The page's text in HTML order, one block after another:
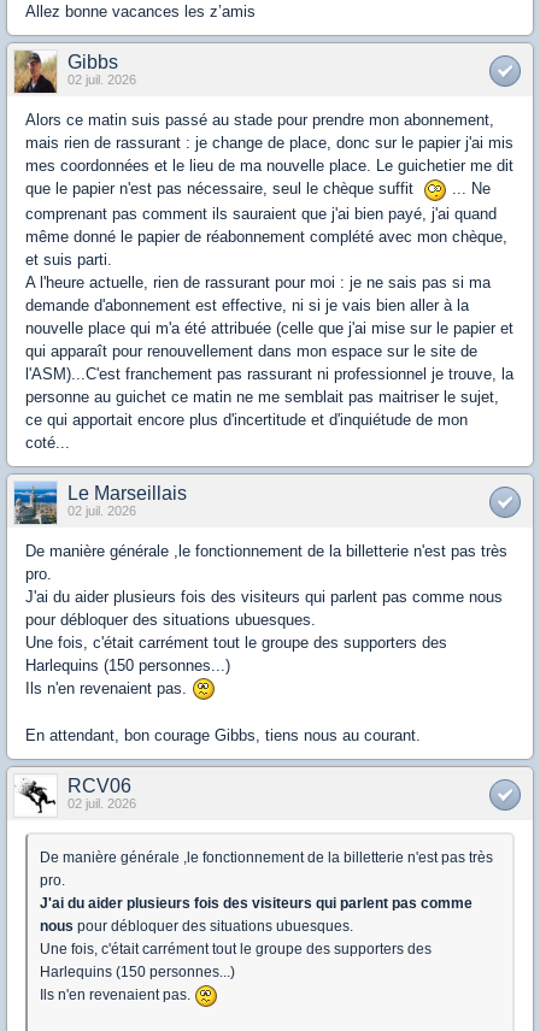
Allez bonne vacances les z’amis
Gibbs
02 juil. 2026
Alors ce matin suis passé au stade pour prendre mon abonnement,
mais rien de rassurant : je change de place, donc sur le papier j'ai mis
mes coordonnées et le lieu de ma nouvelle place. Le guichetier me dit
que le papier n'est pas nécessaire, seul le chèque suffit
... Ne
comprenant pas comment ils sauraient que j'ai bien payé, j'ai quand
même donné le papier de réabonnement complété avec mon chèque,
et suis parti.
A l'heure actuelle, rien de rassurant pour moi : je ne sais pas si ma
demande d'abonnement est effective, ni si je vais bien aller à la
nouvelle place qui m'a été attribuée (celle que j'ai mise sur le papier et
qui apparaît pour renouvellement dans mon espace sur le site de
l'ASM)...C'est franchement pas rassurant ni professionnel je trouve, la
personne au guichet ce matin ne me semblait pas maitriser le sujet,
ce qui apportait encore plus d'incertitude et d'inquiétude de mon
coté...
Le Marseillais
02 juil. 2026
De manière générale ,le fonctionnement de la billetterie n'est pas très
pro.
J'ai du aider plusieurs fois des visiteurs qui parlent pas comme nous
pour débloquer des situations ubuesques.
Une fois, c'était carrément tout le groupe des supporters des
Harlequins (150 personnes...)
Ils n'en revenaient pas.
En attendant, bon courage Gibbs, tiens nous au courant.
RCV06
02 juil. 2026
De manière générale ,le fonctionnement de la billetterie n'est pas très
pro.
J'ai du aider plusieurs fois des visiteurs qui parlent pas comme
nous pour débloquer des situations ubuesques.
Une fois, c'était carrément tout le groupe des supporters des
Harlequins (150 personnes...)
Ils n'en revenaient pas.